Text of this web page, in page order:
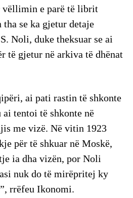
vëllimin e parë të librit
se ka gjetur detaje
Noli, duke theksuar se ai
të gjetur në arkiva të dhënat
ai pati rastin të shkonte
tentoi të shkonte në
me vizë. Në vitin 1923
për të shkuar në Moskë,
ia dha vizën, por Noli
nuk do të mirëpritej ky
rrëfeu Ikonomi.